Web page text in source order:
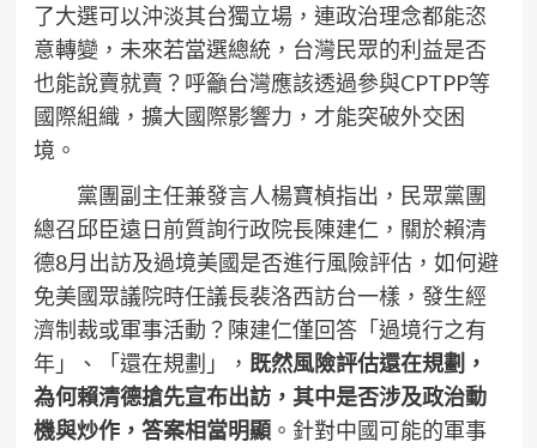
了大選可以沖淡其台獨立場，連政治理念都能恣
意轉變，未來若當選總統，台灣民眾的利益是否
也能說賣就賣？呼籲台灣應該透過參與CPTPP等
國際組織，擴大國際影響力，才能突破外交困
境。
黨團副主任兼發言人楊寶楨指出，民眾黨團
總召邱臣遠日前質詢行政院長陳建仁，關於賴清
德8月出訪及過境美國是否進行風險評估，如何避
免美國眾議院時任議長裴洛西訪台一樣，發生經
濟制裁或軍事活動？陳建仁僅回答「過境行之有
年」、「還在規劃」， 既然風險評估還在規劃，
為何賴清德搶先宣布出訪，其中是否涉及政治動
機與炒作，答案相當明顯。針對中國可能的軍事